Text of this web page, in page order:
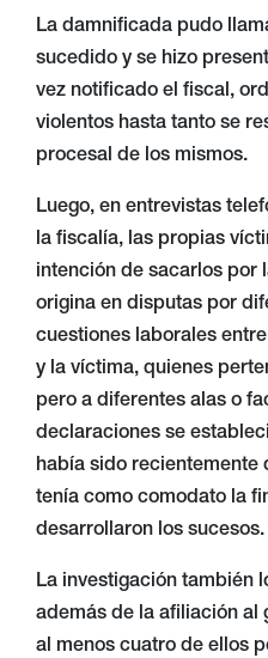
La damnificada pudo
sucedido y se hizo
vez notificado el fiscal,
violentos hasta tanto se
procesal de los mismos.
Luego, en entrevistas
la fiscalía, las propias
intención de sacarlos por
origina en disputas por
cuestiones laborales
y la víctima, quienes
pero a diferentes alas o
declaraciones se
había sido recientemente
tenía como comodato la
desarrollaron los sucesos.
La investigación también
además de la afiliación al
al menos cuatro de ellos